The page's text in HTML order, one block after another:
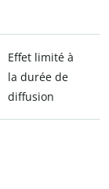
Effet limité à
la durée de
diffusion